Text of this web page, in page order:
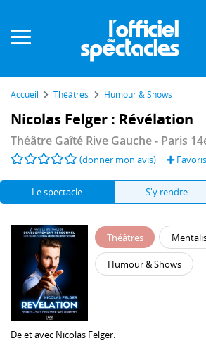
Accueil Théâtres Humour & Shows
Nicolas Felger : Révélation
Théâtre Gaîté Rive Gauche- Paris
(donner mon avis) Favoris
Le spectacle S'y rendre
Théâtres
Humour & Shows
De et avec Nicolas Felger.